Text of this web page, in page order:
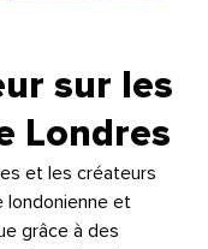
sur les
Londres​​
et les créateurs
londonienne et
grâce à des